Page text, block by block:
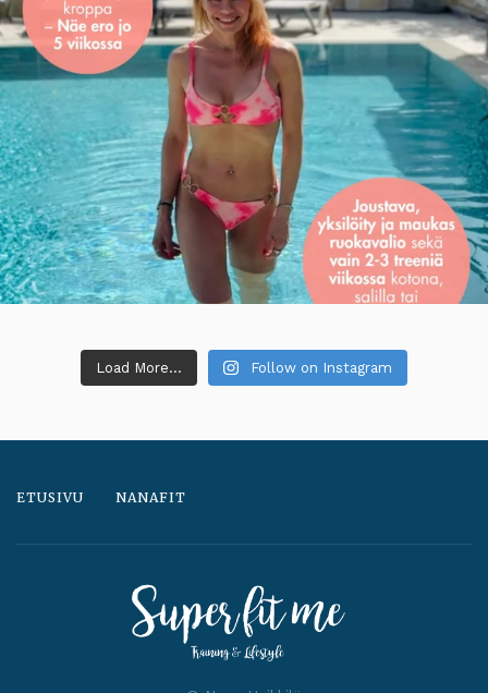
Load More... Follow on Instagram
ETUSIVU NANAFIT